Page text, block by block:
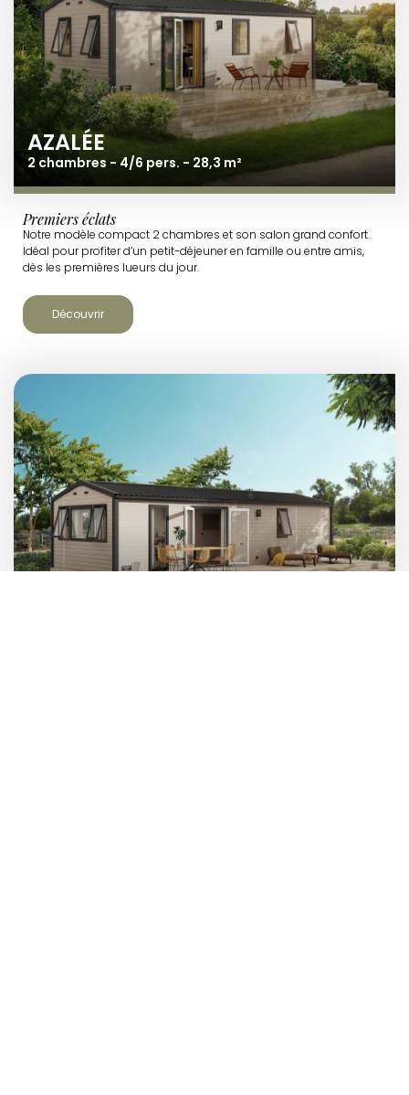
AZALÉE
2 chambres - 4/6 pers. - 28,3 m²
Premiers éclats
Notre modèle compact 2 chambres et son salon grand confort.
Idéal pour profiter d’un petit-déjeuner en famille ou entre amis,
dès les premières lueurs du jour.
Découvrir